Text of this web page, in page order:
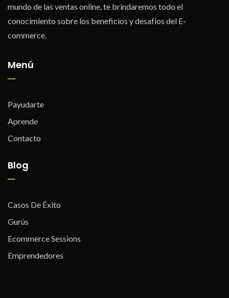
mundo de las ventas online, te brindaremos todo el
conocimiento sobre los beneficios y desafíos del E-
commerce.
Menú
Payudarte
Aprende
Contacto
Blog
Casos De Éxito
Gurús
Ecommerce Sessions
Emprendedores